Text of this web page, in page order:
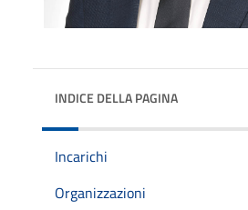
INDICE DELLA PAGINA
Incarichi
Organizzazioni